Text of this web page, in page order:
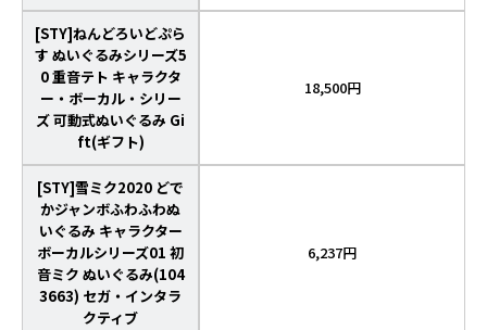
[STY]ねんどろいどぷら
す ぬいぐるみシリーズ5
0 重音テト キャラクタ
ー・ボーカル・シリー
ズ 可動式ぬいぐるみ Gi
ft(ギフト)
18,500円
[STY]雪ミク2020 どで
かジャンボふわふわぬ
いぐるみ キャラクター
ボーカルシリーズ01 初
音ミク ぬいぐるみ(104
3663) セガ・インタラ
クティブ
6,237円